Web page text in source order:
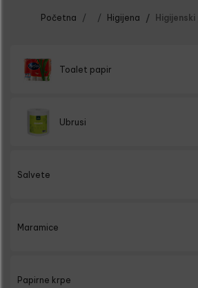
Početna Higijena
Toalet papir
Ubrusi
Salvete
Maramice
Papirne krpe